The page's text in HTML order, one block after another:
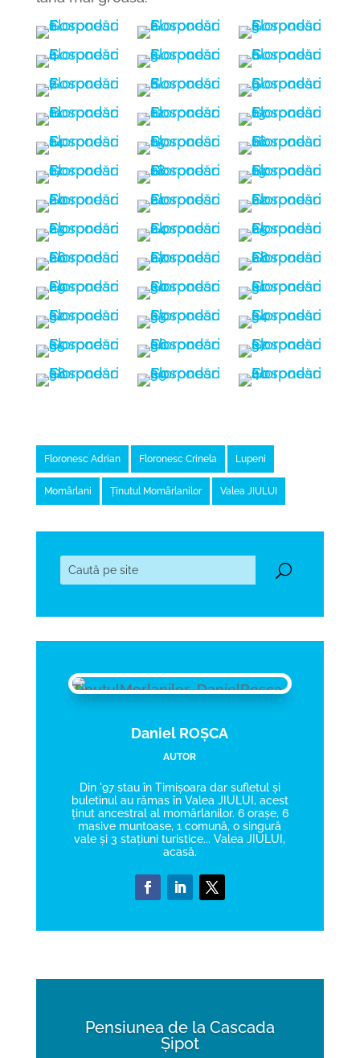
Floronesc Adrian Floronesc Crinela Lupeni
Momârlani Ținutul Momârlanilor Valea JIULUI
Daniel ROȘCA
AUTOR
Din '97 stau în Timișoara dar sufletul și
buletinul au rămas în Valea JIULUI, acest
ținut ancestral al momârlanilor. 6 orașe, 6
masive muntoase, 1 comună, o singură
vale și 3 stațiuni turistice... Valea JIULUI,
acasă.
Pensiunea de la Cascada
Șipot